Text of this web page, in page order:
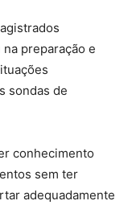
preparação e
sondas de
conhecimento
sem ter
adequadamente